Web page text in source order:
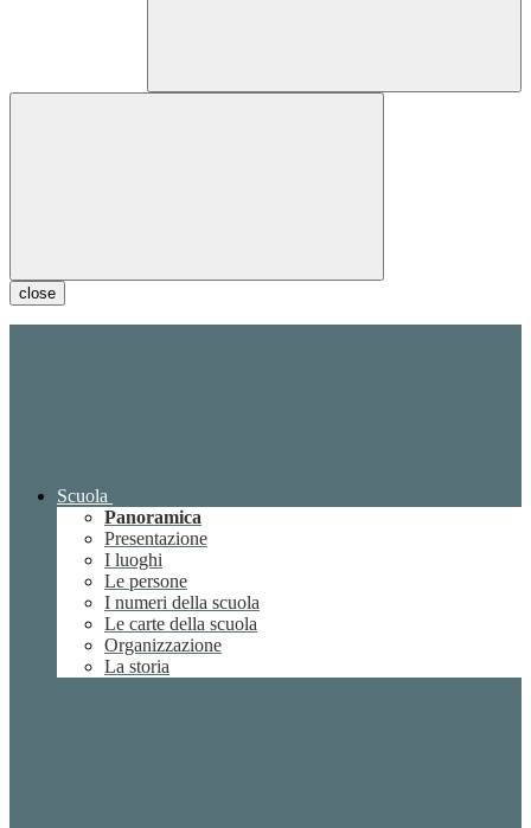
close
Scuola
Panoramica
Presentazione
I luoghi
Le persone
I numeri della scuola
Le carte della scuola
Organizzazione
La storia